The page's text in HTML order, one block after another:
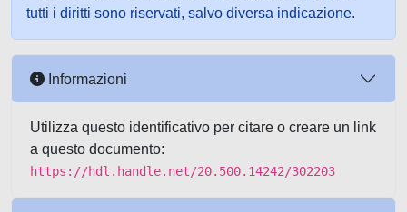
tutti i diritti sono riservati, salvo diversa indicazione.
Informazioni
Utilizza questo identificativo per citare o creare un link
a questo documento:
https://hdl.handle.net/20.500.14242/302203